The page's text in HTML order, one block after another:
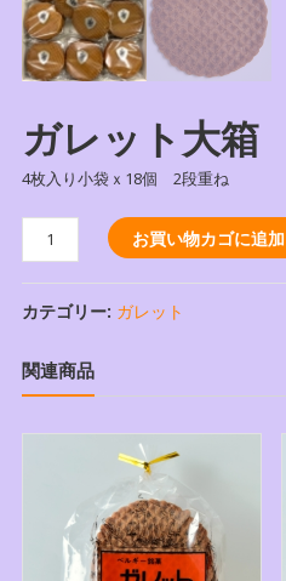
ガレット大箱
4枚入り小袋ｘ18個 2段重ね
レ
ッ
ト
箱
個
お買い物カゴに追加
カテゴリー: ガレット
関連商品